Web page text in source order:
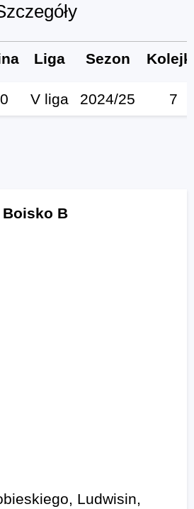
Liga Sezon
V liga 2024/25 7
Boisko B
Ludwisin,